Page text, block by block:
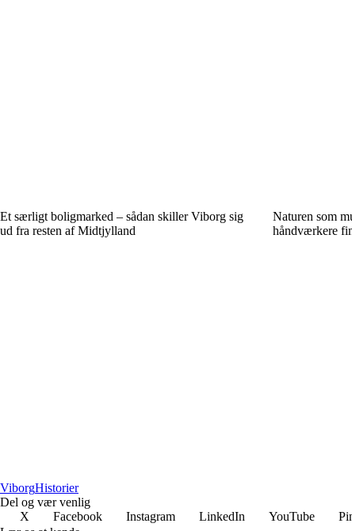
Et særligt boligmarked – sådan skiller Viborg sig
ud fra resten af Midtjylland
Naturen som
håndværkere
ViborgHistorier
Del og vær venlig
X
Facebook Instagram LinkedIn YouTube